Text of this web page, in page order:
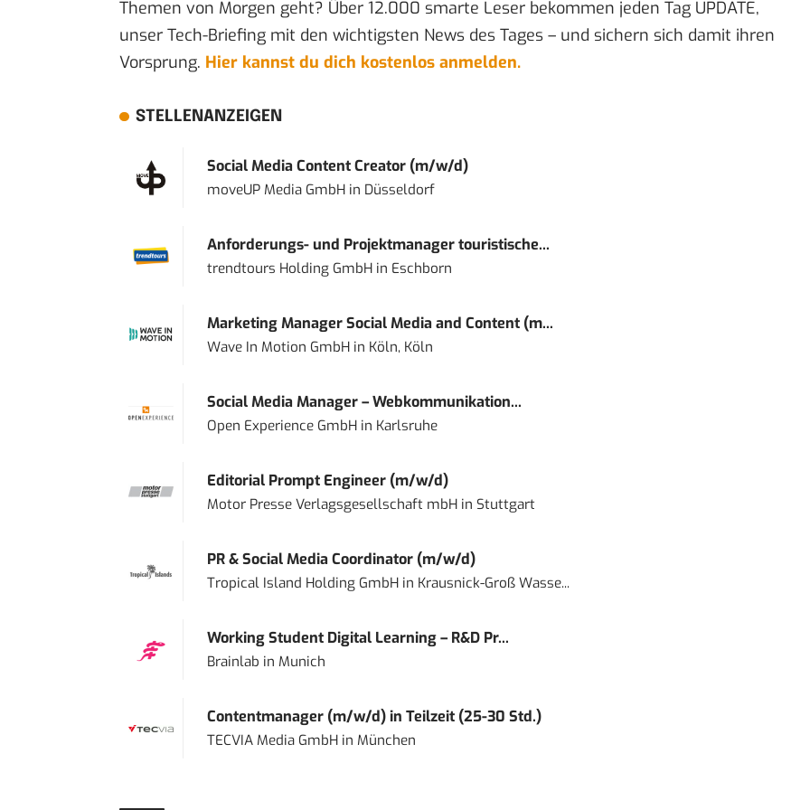
Themen von Morgen geht? Über 12.000 smarte Leser bekommen jeden Tag UPDATE,
unser Tech-Briefing mit den wichtigsten News des Tages – und sichern sich damit ihren
Vorsprung. Hier kannst du dich kostenlos anmelden.
STELLENANZEIGEN
Social Media Content Creator (m/w/d)
moveUP Media GmbHin Düsseldorf
Anforderungs- und Projektmanager touristische...
trendtours Holding GmbHin Eschborn
Marketing Manager Social Media and Content (m...
Wave In Motion GmbHin Köln, Köln
Social Media Manager – Webkommunikation...
Open Experience GmbHin Karlsruhe
Editorial Prompt Engineer (m/w/d)
Motor Presse Verlagsgesellschaft mbHin Stuttgart
PR & Social Media Coordinator (m/w/d)
Tropical Island Holding GmbHin Krausnick-Groß Wasse...
Working Student Digital Learning – R&D Pr...
Brainlab in Munich
Contentmanager (m/w/d) in Teilzeit (25-30 Std.)
TECVIA Media GmbHin München